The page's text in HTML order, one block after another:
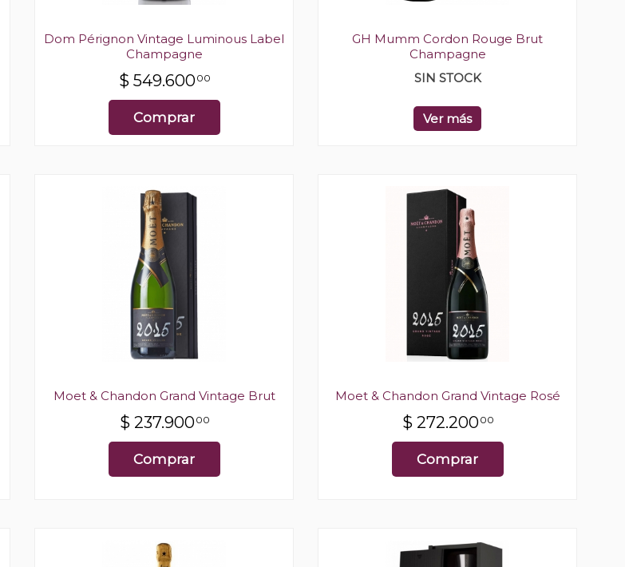
Dom Pérignon Vintage Luminous Label
Champagne
$ 549.60000
Comprar
GH Mumm Cordon Rouge Brut
Champagne
SIN STOCK
Ver más
Moet & Chandon Grand Vintage Brut
$ 237.90000
Comprar
Moet & Chandon Grand Vintage Rosé
$ 272.20000
Comprar